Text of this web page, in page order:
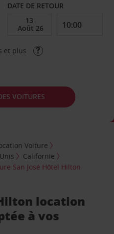
DATE DE RETOUR
et plus
VOITURES
Voiture
Californie
San José Hôtel Hilton
location
à vos